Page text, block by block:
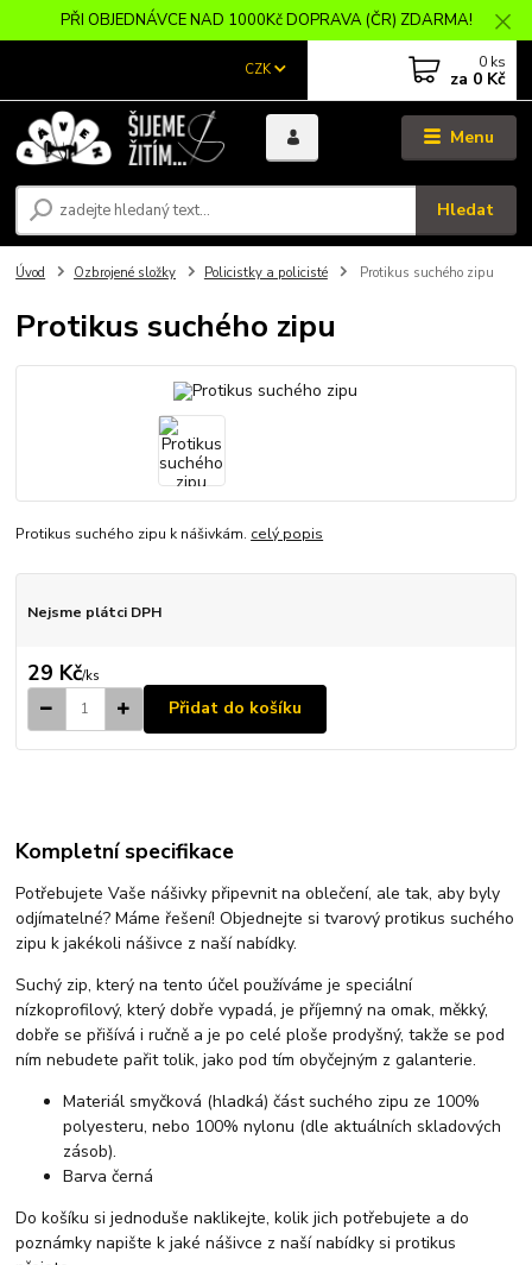
PŘI OBJEDNÁVCE NAD 1000Kč DOPRAVA (ČR) ZDARMA!
Menu
CZK
Hledat
0 ks
za 0 Kč
Úvod Ozbrojené složky Policistky a policisté Protikus suchého zipu
Protikus suchého zipu
Protikus suchého zipu k nášivkám. celý popis
Nejsme plátci DPH
29 Kč/ks
Přidat do košíku
Kompletní specifikace
Potřebujete Vaše nášivky připevnit na oblečení, ale tak, aby byly
odjímatelné? Máme řešení! Objednejte si tvarový protikus suchého
zipu k jakékoli nášivce z naší nabídky.
Suchý zip, který na tento účel používáme je speciální
nízkoprofilový, který dobře vypadá, je příjemný na omak, měkký,
dobře se přišívá i ručně a je po celé ploše prodyšný, takže se pod
ním nebudete pařit tolik, jako pod tím obyčejným z galanterie.
Materiál smyčková (hladká) část suchého zipu ze 100%
polyesteru, nebo 100% nylonu (dle aktuálních skladových
zásob).
Barva černá
Do košíku si jednoduše naklikejte, kolik jich potřebujete a do
poznámky napište k jaké nášivce z naší nabídky si protikus